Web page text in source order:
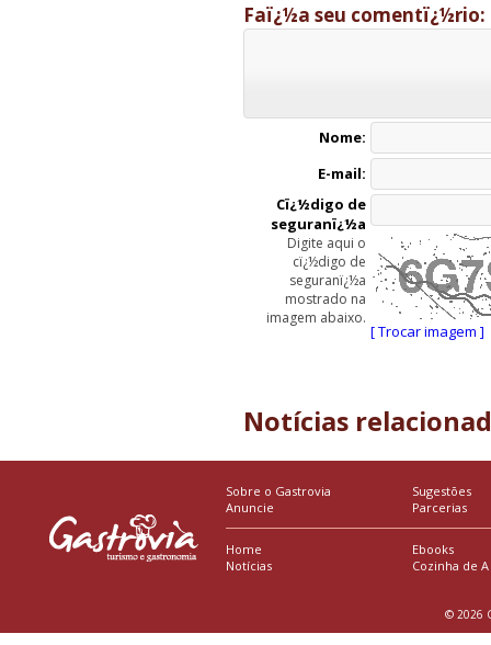
Faï¿½a seu comentï¿½rio:
Nome:
E-mail:
Cï¿½digo de
seguranï¿½a
Digite aqui o
cï¿½digo de
seguranï¿½a
mostrado na
imagem abaixo.
[ Trocar imagem ]
Notícias
Sobre o Gastrovia
Anuncie
Sugestões
Parcerias
Home
Notícias
Ebooks
Cozinha de A
© 2026